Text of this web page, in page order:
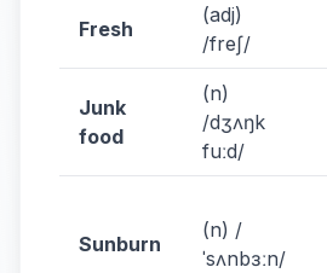
Fresh
(adj)
/freʃ/
Junk
food
(n)
/dʒʌŋk
fuːd/
Sunburn
(n) /
ˈsʌnbɜːn/